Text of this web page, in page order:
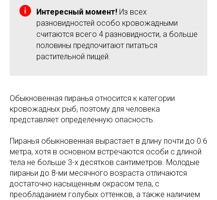
Интересный момент! Из всех
разновидностей особо кровожадными
считаются всего 4 разновидности, а больше
половины предпочитают питаться
растительной пищей.
Обыкновенная пиранья относится к категории
кровожадных рыб, поэтому для человека
представляет определенную опасность.
Пиранья обыкновенная вырастает в длину почти до 0.6
метра, хотя в основном встречаются особи с длиной
тела не больше 3-х десятков сантиметров. Молодые
пираньи до 8-ми месячного возраста отличаются
достаточно насыщенным окрасом тела, с
преобладанием голубых оттенков, а также наличием